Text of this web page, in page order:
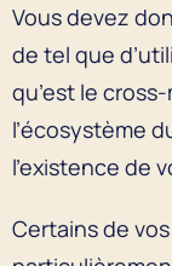
Vous devez
de tel que
qu’est le
l’écosystème
l’existence de
Certains de vos